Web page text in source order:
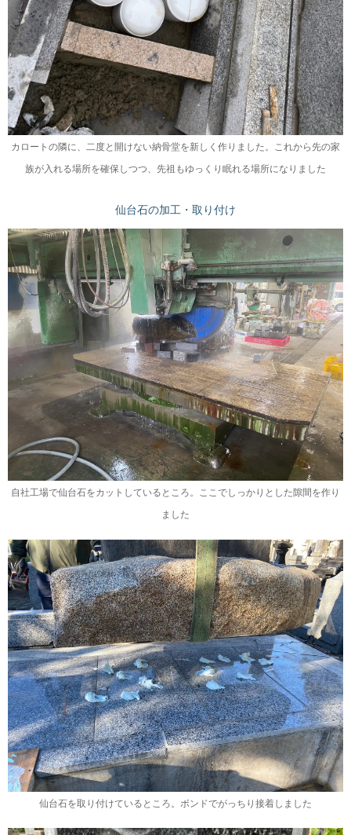
カロートの隣に、二度と開けない納骨堂を新しく作りました。これから先の家
族が入れる場所を確保しつつ、先祖もゆっくり眠れる場所になりました
仙台石の加工・取り付け
自社工場で仙台石をカットしているところ。ここでしっかりとした隙間を作り
ました
仙台石を取り付けているところ。ボンドでがっちり接着しました